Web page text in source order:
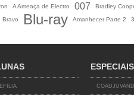
A Ameaça de Electro 007
Bradley
Bravo Blu-ray Amanhecer Parte 2
ESPECIAIS